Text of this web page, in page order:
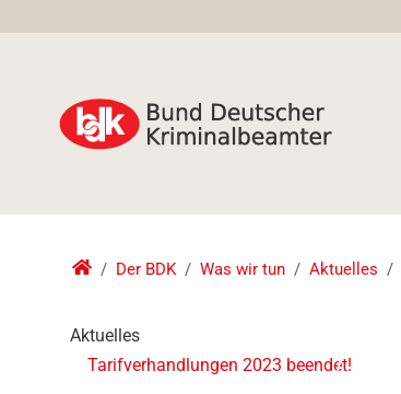
Der BDK Was wir tun Aktuelles
Aktuelles
Tarifverhandlungen 2023 beendet!